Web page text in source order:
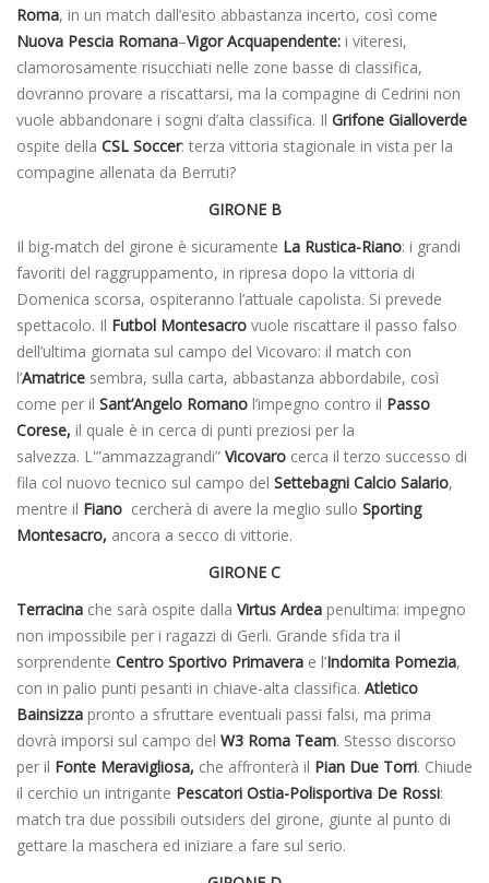
Roma, in un match dall’esito abbastanza incerto, così come
Nuova Pescia Romana–Vigor Acquapendente: i viteresi,
clamorosamente risucchiati nelle zone basse di classifica,
dovranno provare a riscattarsi, ma la compagine di Cedrini non
vuole abbandonare i sogni d’alta classifica. Il Grifone Gialloverde
ospite della CSL Soccer: terza vittoria stagionale in vista per la
compagine allenata da Berruti?
GIRONE B
Il big-match del girone è sicuramente La Rustica-Riano: i grandi
favoriti del raggruppamento, in ripresa dopo la vittoria di
Domenica scorsa, ospiteranno l’attuale capolista. Si prevede
spettacolo. Il Futbol Montesacro vuole riscattare il passo falso
dell’ultima giornata sul campo del Vicovaro: il match con
l’Amatrice sembra, sulla carta, abbastanza abbordabile, così
come per il Sant’Angelo Romano l’impegno contro il Passo
Corese, il quale è in cerca di punti preziosi per la
salvezza. L'”ammazzagrandi” Vicovaro cerca il terzo successo di
fila col nuovo tecnico sul campo del Settebagni Calcio Salario,
mentre il Fiano cercherà di avere la meglio sullo Sporting
Montesacro, ancora a secco di vittorie.
GIRONE C
Terracina che sarà ospite dalla Virtus Ardea penultima: impegno
non impossibile per i ragazzi di Gerli. Grande sfida tra il
sorprendente Centro Sportivo Primavera e l’Indomita Pomezia,
con in palio punti pesanti in chiave-alta classifica. Atletico
Bainsizza pronto a sfruttare eventuali passi falsi, ma prima
dovrà imporsi sul campo del W3 Roma Team. Stesso discorso
per il Fonte Meravigliosa, che affronterà il Pian Due Torri. Chiude
il cerchio un intrigante Pescatori Ostia-Polisportiva De Rossi:
match tra due possibili outsiders del girone, giunte al punto di
gettare la maschera ed iniziare a fare sul serio.